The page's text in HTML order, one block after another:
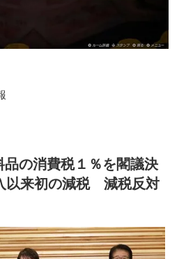
の消費税１％を閣議決
来初の減税 減税反対